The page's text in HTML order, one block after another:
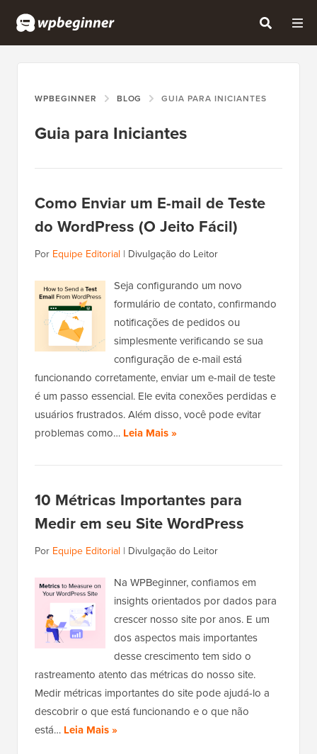
WPBEGINNER BLOG GUIA PARA INICIANTES
Guia para Iniciantes
Como Enviar um E-mail de Teste
do WordPress (O Jeito Fácil)
Por Equipe Editorial | Divulgação do Leitor
Seja configurando um novo
formulário de contato, confirmando
notificações de pedidos ou
simplesmente verificando se sua
configuração de e-mail está
funcionando corretamente, enviar um e-mail de teste
é um passo essencial. Ele evita conexões perdidas e
usuários frustrados. Além disso, você pode evitar
problemas como… Leia Mais »
10 Métricas Importantes para
Medir em seu Site WordPress
Por Equipe Editorial | Divulgação do Leitor
Na WPBeginner, confiamos em
insights orientados por dados para
crescer nosso site por anos. E um
dos aspectos mais importantes
desse crescimento tem sido o
rastreamento atento das métricas do nosso site.
Medir métricas importantes do site pode ajudá-lo a
descobrir o que está funcionando e o que não
está… Leia Mais »